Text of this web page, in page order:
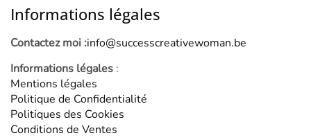
Informations légales
Contactez moi :info@successcreativewoman.be
Informations légales :
Mentions légales
Politique de Confidentialité
Politiques des Cookies
Conditions de Ventes